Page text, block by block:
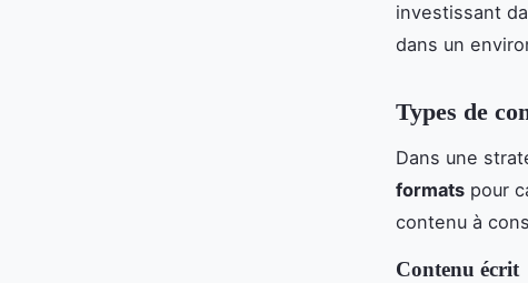
investissant
dans un
Types de
Dans une
formats pour
contenu à
Contenu écrit